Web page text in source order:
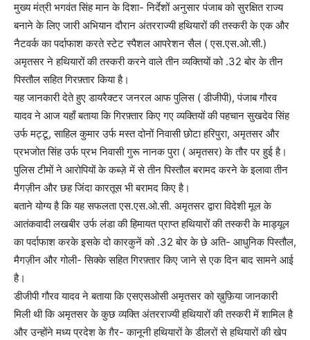
मुख्य मंत्री भगवंत सिंह मान के दिशा- निर्देशों अनुसार पंजाब को सुरक्षित राज्य
बनाने के लिए जारी अभियान दौरान अंतरराज्यी हथियारों की तस्करी के एक और
नैटवर्क का पर्दाफाश करते स्टेट स्पैशल आपरेशन सैल ( एस.एस.ओ.सी.)
अमृतसर ने हथियारों की तस्करी करने वाले तीन व्यक्तियों को .32 बोर के तीन
पिस्तौल सहित गिरफ़्तार किया है।
यह जानकारी देते हुए डायरैक्टर जनरल आफ पुलिस ( डीजीपी), पंजाब गौरव
यादव ने आज यहाँ बताया कि गिरफ़्तार किए गए व्यक्तियों की पहचान सुखदेव सिंह
उर्फ मट्टू, साहिल कुमार उर्फ मस्त दोनों निवासी छोटा हरिपुरा, अमृतसर और
प्रभजोत सिंह उर्फ प्रभ निवासी गुरू नानक पुरा ( अमृतसर) के तौर पर हुई है।
पुलिस टीमों ने आरोपियों के कब्ज़े में से तीन पिस्तौल बरामद करने के इलावा तीन
मैगज़ीन और छह जिंदा कारतूस भी बरामद किए है।
बताने योग्य है कि यह सफलता एस.एस.ओ.सी. अमृतसर द्वारा विदेशी मूल के
आतंकवादी लखबीर उर्फ लंडा की हिमायत प्राप्त हथियारों की तस्करी के माड्यूल
का पर्दाफाश करके इसके दो कारकुनें को .32 बोर के छे अति- आधुनिक पिस्तौल,
मैगज़ीन और गोली- सिक्के सहित गिरफ़्तार किए जाने से एक दिन बाद सामने आई
है।
डीजीपी गौरव यादव ने बताया कि एसएसओसी अमृतसर को ख़ुफ़िया जानकारी
मिली थी कि अमृतसर के कुछ व्यक्ति अंतरराज्यी हथियारों की तस्करी में शामिल है
और उन्होंने मध्य प्रदेश के ग़ैर- कानूनी हथियारों के डीलरों से हथियारों की खेप